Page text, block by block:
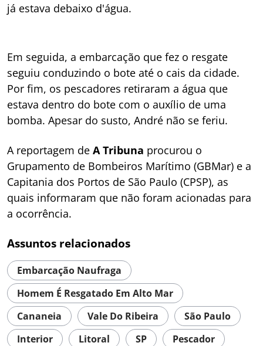
já estava debaixo d'água.
Em seguida, a embarcação que fez o resgate
seguiu conduzindo o bote até o cais da cidade.
Por fim, os pescadores retiraram a água que
estava dentro do bote com o auxílio de uma
bomba. Apesar do susto, André não se feriu.
A reportagem de A Tribuna procurou o
Grupamento de Bombeiros Marítimo (GBMar) e a
Capitania dos Portos de São Paulo (CPSP), as
quais informaram que não foram acionadas para
a ocorrência.
Assuntos relacionados
Embarcação Naufraga
Homem É Resgatado Em Alto Mar
Cananeia
Vale Do Ribeira
São Paulo
Interior
Litoral SP Pescador